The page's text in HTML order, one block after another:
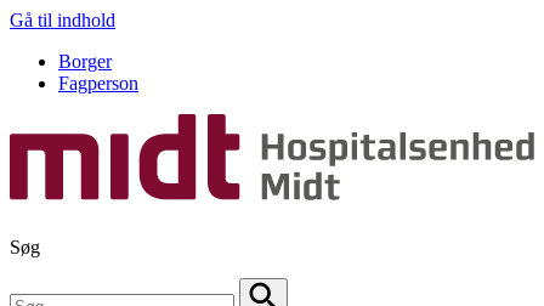
Gå til indhold
Borger
Fagperson
Søg